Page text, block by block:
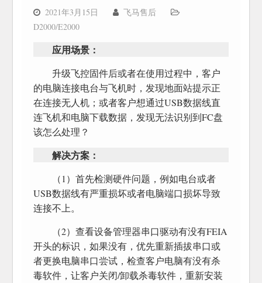
2021年3月15日
飞马售后
D2000/E2000
应用场景：
升级飞控固件后或者在使用过程中，客户
的电脑连接电台与飞机时，发现地面站提示正
在连接无人机；或者客户想通过USB数据线直
连飞机和电脑下载数据，发现无法识别到FC盘
该怎么处理？
解决方案：
（1）首先检测硬件问题，例如电台或者
USB数据线有严重损坏或者电脑端口损坏导致
连接不上。
（2）查看设备管理器串口驱动有没有FEIA
开头的标识，如果没有，优先重新插拔串口或
者更换电脑串口尝试，检查客户电脑有没有杀
毒软件，让客户关闭/卸载杀毒软件，重新安装